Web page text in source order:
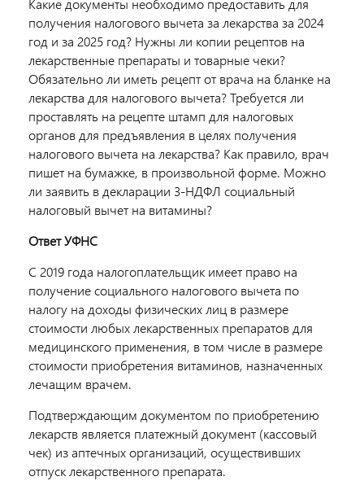
Какие документы необходимо предоставить для
получения налогового вычета за лекарства за 2024
год и за 2025 год? Нужны ли копии рецептов на
лекарственные препараты и товарные чеки?
Обязательно ли иметь рецепт от врача на бланке на
лекарства для налогового вычета? Требуется ли
проставлять на рецепте штамп для налоговых
органов для предъявления в целях получения
налогового вычета на лекарства? Как правило, врач
пишет на бумажке, в произвольной форме. Можно
ли заявить в декларации 3-НДФЛ социальный
налоговый вычет на витамины?
Ответ УФНС
С 2019 года налогоплательщик имеет право на
получение социального налогового вычета по
налогу на доходы физических лиц в размере
стоимости любых лекарственных препаратов для
медицинского применения, в том числе в размере
стоимости приобретения витаминов, назначенных
лечащим врачем.
Подтверждающим документом по приобретению
лекарств является платежный документ (кассовый
чек) из аптечных организаций, осуществивших
отпуск лекарственного препарата.